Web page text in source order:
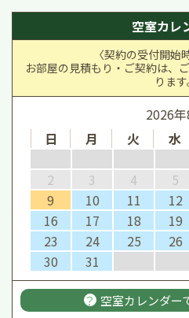
空室カレ
〈契約の受付開始
お部屋の見積もり・ご契約は、
ります
2026
日
月 火 水
2
3 4 5
9
10 11 12
16
17 18 19
23
24 25 26
30
31
？ 空室カレンダー